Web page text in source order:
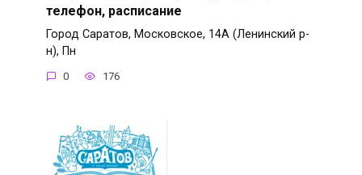
телефон, расписание
Город Саратов, Московское, 14А (Ленинский р-
н), Пн
0 176